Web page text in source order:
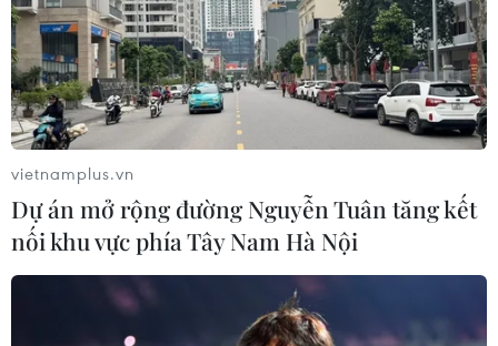
vietnamplus.vn
Dự án mở rộng đường Nguyễn Tuân tăng kết
nối khu vực phía Tây Nam Hà Nội